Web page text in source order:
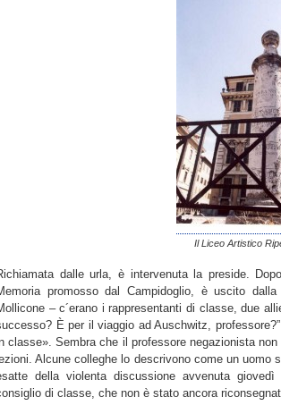
Il Liceo Artistico
dalle urla, è intervenuta la preside.
promosso dal Campidoglio, è uscito
– c´erano i rappresentanti di classe, due
È per il viaggio ad Auschwitz,
classe». Sembra che il professore negazionista
Alcune colleghe lo descrivono come un
della violenta discussione avvenuta
di classe, che non è stato ancora